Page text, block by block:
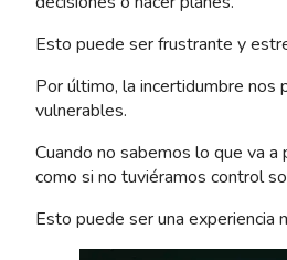
Esto puede ser frustrante y
Por último, la incertidumbre nos
vulnerables.
Cuando no sabemos lo que va a
como si no tuviéramos control
Esto puede ser una experiencia